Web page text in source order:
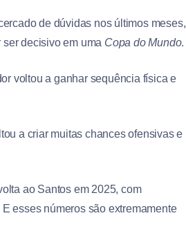
de dúvidas nos últimos meses,
decisivo em uma Copa do Mundo.
voltou a ganhar sequência física e
a criar muitas chances ofensivas e
ao Santos em 2025, com
esses números são extremamente